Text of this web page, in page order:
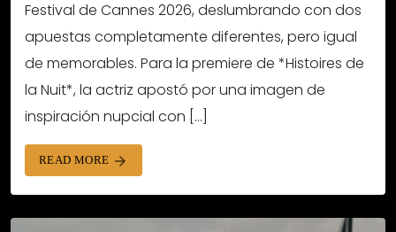
Festival de Cannes 2026, deslumbrando con dos
apuestas completamente diferentes, pero igual
de memorables. Para la premiere de *Histoires de
la Nuit*, la actriz apostó por una imagen de
inspiración nupcial con […]
READ MORE arrow_forward